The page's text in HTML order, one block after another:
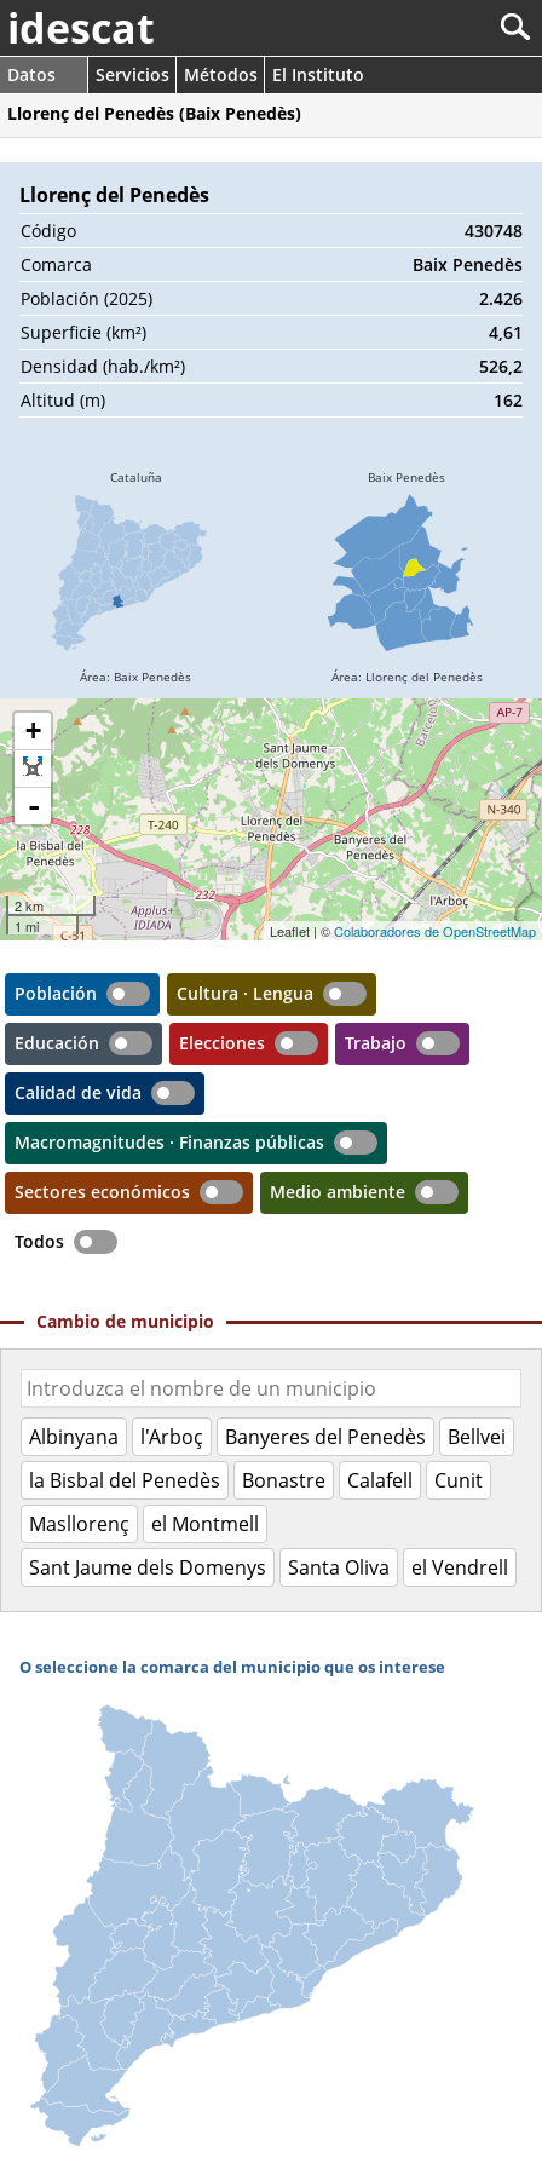
idescat
Datos Servicios Métodos
El Instituto
Llorenç del Penedès (Baix Penedès)
Llorenç del Penedès
Código
430748
Comarca
Baix Penedès
Población (2025)
2.426
Superficie (km²)
4,61
Densidad (hab./km²)
526,2
Altitud (m)
162
+
-
2 km
1 mi
Leaflet | ©Colaboradores de OpenStreetMap
Población Cultura · Lengua
Educación Elecciones Trabajo
Calidad de vida
Macromagnitudes · Finanzas públicas
Sectores económicos Medio ambiente
Todos
Cambio de municipio
Albinyana l'Arboç Banyeres del Penedès
Bellvei
la Bisbal del Penedès
Bonastre Calafell
Cunit
Masllorenç
el Montmell
Sant Jaume dels Domenys
Santa Oliva el Vendrell